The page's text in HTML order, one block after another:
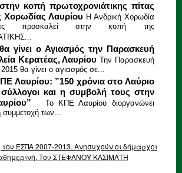
κοπή πρωτοχρονιάτικης πίτας
Χορωδίας Λαυρίου Η Ανδρική Χορωδία
προσκαλεί στην κοπή της
γίνει ο Αγιασμός την Παρασκευή
Κερατέας, Λαυρίου
Την Παρασκευή
θα γίνει ο αγιασμός σε...
Λαυρίου: ”150 χρόνια στο Λαύριο
σύλλογοι και η συμβολή τους στην
Το ΚΠΕ Λαυρίου διοργανώνει
των...
ΕΣΠΑ 2007-2013. Ανησυχούν οι δήμαρχοι
Tου ΣΤΕΦΑΝΟΥ ΚΑΣΙΜΑΤΗ